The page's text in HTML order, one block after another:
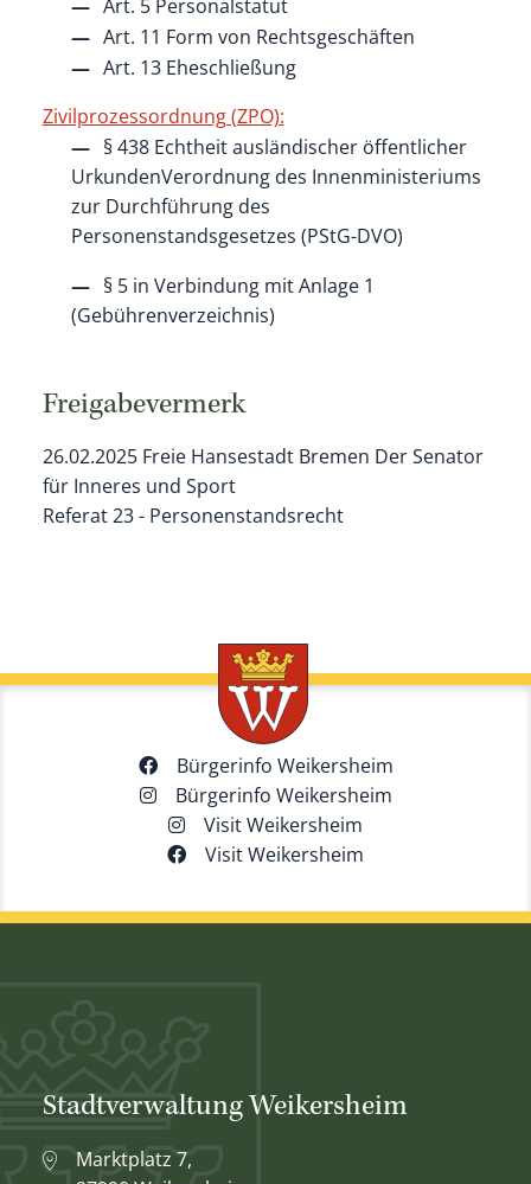
Art. 5 Personalstatut
Art. 11 Form von Rechtsgeschäften
Art. 13 Eheschließung
Zivilprozessordnung (ZPO):
§ 438 Echtheit ausländischer öffentlicher
UrkundenVerordnung des Innenministeriums
zur Durchführung des
Personenstandsgesetzes (PStG-DVO)
§ 5 in Verbindung mitAnlage 1
(Gebührenverzeichnis)
Freigabevermerk
26.02.2025 Freie Hansestadt Bremen Der Senator
für Inneres und Sport
Referat 23 - Personenstandsrecht
Bürgerinfo Weikersheim
Bürgerinfo Weikersheim
Visit Weikersheim
Visit Weikersheim
Stadtverwaltung Weikersheim
Marktplatz 7,